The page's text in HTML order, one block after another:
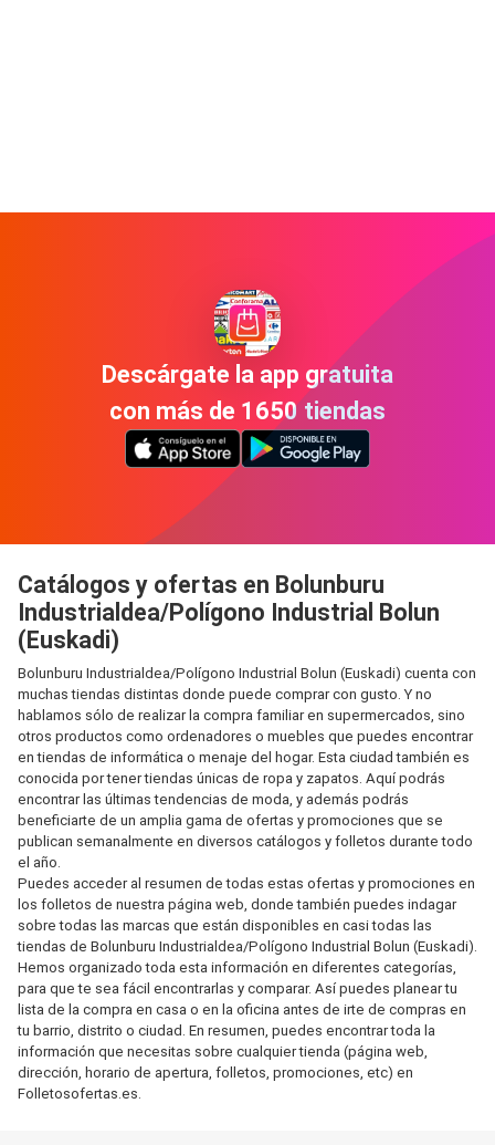
Descárgate la app gratuita
con más de 1650 tiendas
Catálogos y ofertas en Bolunburu
Industrialdea/Polígono Industrial Bolun
(Euskadi)
Bolunburu Industrialdea/Polígono Industrial Bolun (Euskadi) cuenta con
muchas tiendas distintas donde puede comprar con gusto. Y no
hablamos sólo de realizar la compra familiar en supermercados, sino
otros productos como ordenadores o muebles que puedes encontrar
en tiendas de informática o menaje del hogar. Esta ciudad también es
conocida por tener tiendas únicas de ropa y zapatos. Aquí podrás
encontrar las últimas tendencias de moda, y además podrás
beneficiarte de un amplia gama de ofertas y promociones que se
publican semanalmente en diversos catálogos y folletos durante todo
el año.
Puedes acceder al resumen de todas estas ofertas y promociones en
los folletos de nuestra página web, donde también puedes indagar
sobre todas las marcas que están disponibles en casi todas las
tiendas de Bolunburu Industrialdea/Polígono Industrial Bolun (Euskadi).
Hemos organizado toda esta información en diferentes categorías,
para que te sea fácil encontrarlas y comparar. Así puedes planear tu
lista de la compra en casa o en la oficina antes de irte de compras en
tu barrio, distrito o ciudad. En resumen, puedes encontrar toda la
información que necesitas sobre cualquier tienda (página web,
dirección, horario de apertura, folletos, promociones, etc) en
Folletosofertas.es.